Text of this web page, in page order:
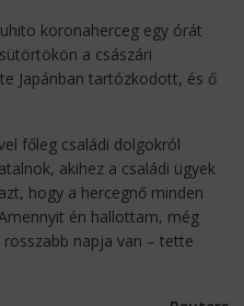
koronaherceg egy órát
a császári
Japánban tartózkodott, és ő
főleg családi dolgokról
akihez a családi ügyek
hogy a hercegnő minden
én hallottam, még
napja van – tette